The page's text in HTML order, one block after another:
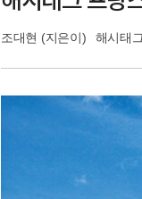
조대현 (지은이) 해시태